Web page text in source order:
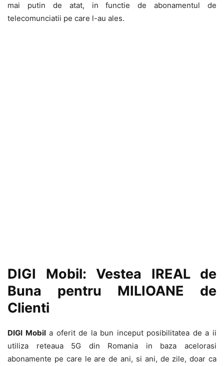
mai putin de atat, in functie de abonamentul de
telecomunciatii pe care l-au ales.
DIGI Mobil: Vestea IREAL de
Buna pentru MILIOANE de
Clienti
DIGI Mobila oferit de la bun inceput posibilitatea de a ii
utiliza reteaua 5G din Romania in baza acelorasi
abonamente pe care le are de ani, si ani, de zile, doar ca